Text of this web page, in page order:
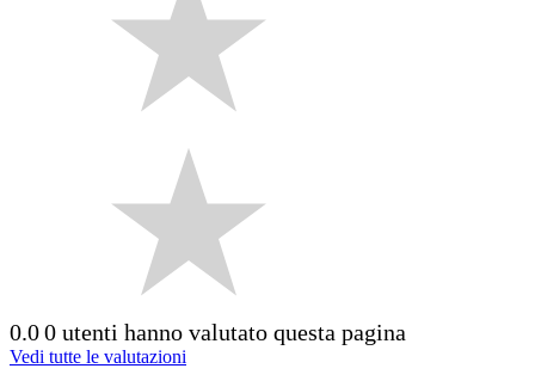
0.00 utenti hanno valutato questa pagina
Vedi tutte le valutazioni